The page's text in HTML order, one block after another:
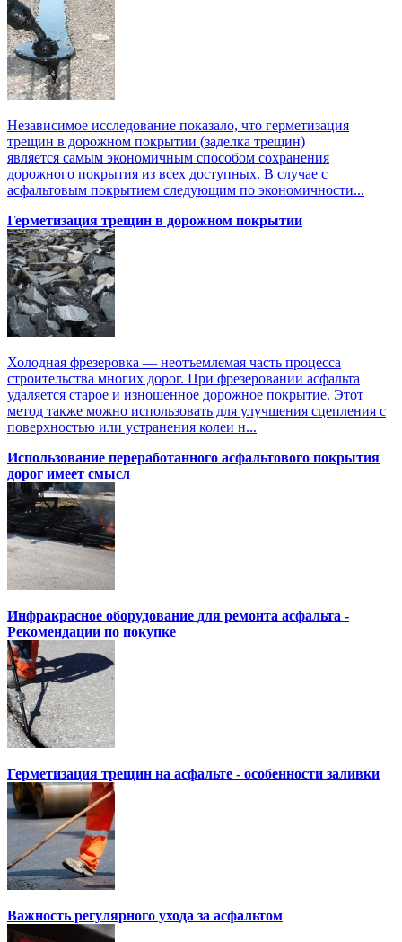
Независимое исследование показало, что герметизация
трещин в дорожном покрытии (заделка трещин)
является самым экономичным способом сохранения
дорожного покрытия из всех доступных. В случае с
асфальтовым покрытием следующим по экономичности...
Герметизация трещин в дорожном покрытии
Холодная фрезеровка — неотъемлемая часть процесса
строительства многих дорог. При фрезеровании асфальта
удаляется старое и изношенное дорожное покрытие. Этот
метод также можно использовать для улучшения сцепления с
поверхностью или устранения колеи н...
Использование переработанного асфальтового покрытия
дорог имеет смысл
Инфракрасное оборудование для ремонта асфальта -
Рекомендации по покупке
Герметизация трещин на асфальте - особенности заливки
Важность регулярного ухода за асфальтом